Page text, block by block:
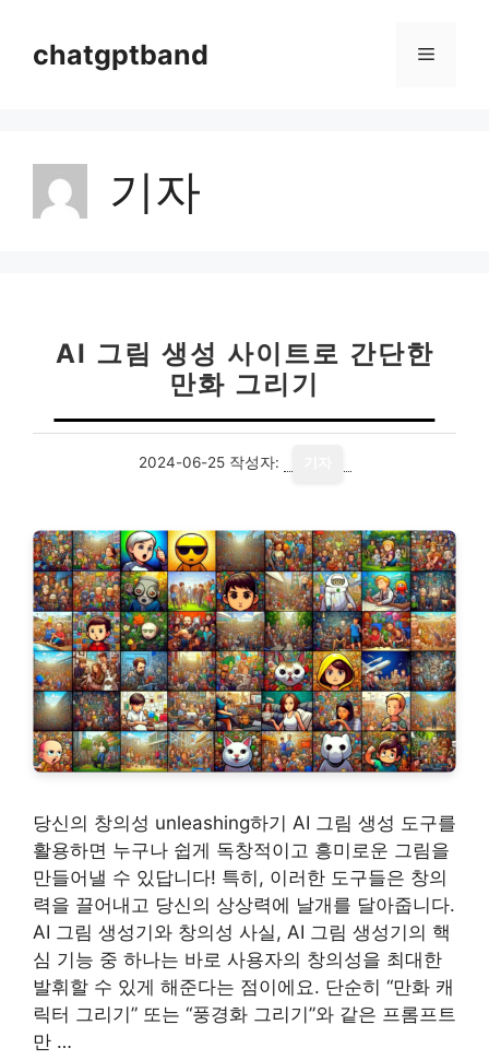
chatgptband 메
기자
AI 그림 생성 사이트로 간단한
만화 그리기
2024-06-25 작성자:
당신의 창의성 unleashing하기 AI 그림 생성 도구를
활용하면 누구나 쉽게 독창적이고 흥미로운 그림을
만들어낼 수 있답니다! 특히, 이러한 도구들은 창의
력을 끌어내고 당신의 상상력에 날개를 달아줍니다.
AI 그림 생성기와 창의성 사실, AI 그림 생성기의 핵
심 기능 중 하나는 바로 사용자의 창의성을 최대한
발휘할 수 있게 해준다는 점이에요. 단순히 “만화 캐
릭터 그리기” 또는 “풍경화 그리기”와 같은 프롬프트
만 …